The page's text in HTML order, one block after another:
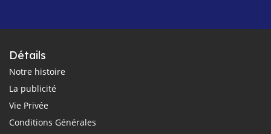
Détails
Notre histoire
La publicité
Vie Privée
Conditions Générales